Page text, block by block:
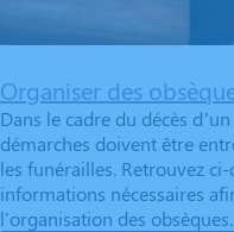
Organiser des
Dans le cadre du décès
démarches doivent être
les funérailles. Retrouvez
informations nécessaires
l'organisation des obsèques.